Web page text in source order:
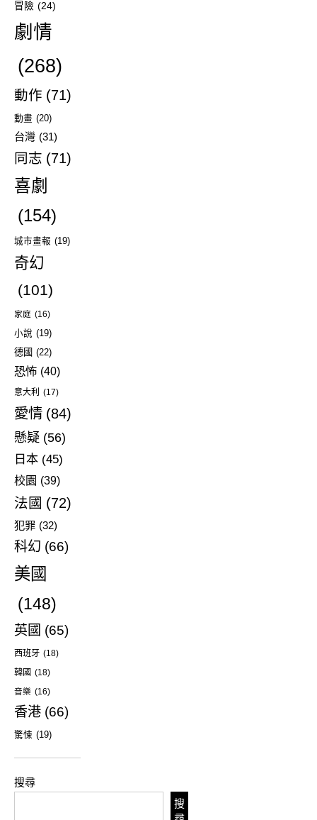
冒險 (24)
劇情
(268)
動作 (71)
動畫 (20)
台灣 (31)
同志 (71)
喜劇
(154)
城市畫報 (19)
奇幻
(101)
家庭 (16)
小說 (19)
德國 (22)
恐怖 (40)
意大利 (17)
愛情 (84)
懸疑 (56)
日本 (45)
校園 (39)
法國 (72)
犯罪 (32)
科幻 (66)
美國
(148)
英國 (65)
西班牙 (18)
韓國 (18)
音樂 (16)
香港 (66)
驚悚 (19)
搜尋
搜